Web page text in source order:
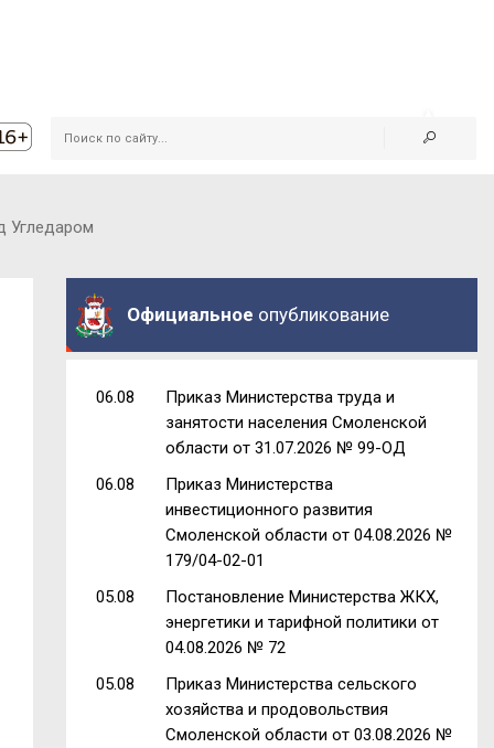
Угледаром
Официальное опубликование
06.08
Приказ Министерства труда и
занятости населения Смоленской
области от 31.07.2026 № 99-ОД
06.08
Приказ Министерства
инвестиционного развития
Смоленской области от 04.08.2026 №
179/04-02-01
05.08
Постановление Министерства ЖКХ,
энергетики и тарифной политики от
04.08.2026 № 72
05.08
Приказ Министерства сельского
хозяйства и продовольствия
Смоленской области от 03.08.2026 №